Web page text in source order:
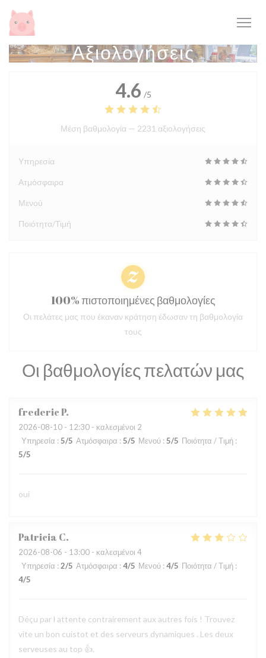
Πίνακας διαχείρισης "Μπισκότων" (Cookies)
Αξιολογήσεις
Οι βαθμολογίες πελατών μας
fredericP
2026-08-10 - 12:30 - καλεσμένοι 2
Υπηρεσία : 5/5 Ατμόσφαιρα : 5/5 Μενού : 5/5 Ποιότητα / Τιμή :
5/5
oui
Patricia C
2026-08-06 - 13:00 - καλεσμένοι 4
Υπηρεσία : 2/5 Ατμόσφαιρα : 4/5 Μενού : 4/5 Ποιότητα / Τιμή :
4/5
Déçu par l attente contrairement aux autres fois ! Trouvez
vite un bon cuistot et des serveurs dynamiques . Les deux
serveuses au top 👍.
4.6 /5
Μέση βαθμολογία — 2231 αξιολογήσεις
Υπηρεσία
Ατμόσφαιρα
Μενού
Ποιότητα/Τιμή
100% πιστοποιημένες βαθμολογίες
Οι πελάτες μας που έκαναν κράτηση έδωσαν τη βαθμολογία
τους